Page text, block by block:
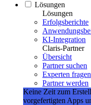
Lösungen
Lösungen
Erfolgsberichte
KI-Integration
Claris-Partner
Übersicht
Partner suchen
Experten fragen
Partner werden
Keine Zeit zum
vorgefertigten Apps